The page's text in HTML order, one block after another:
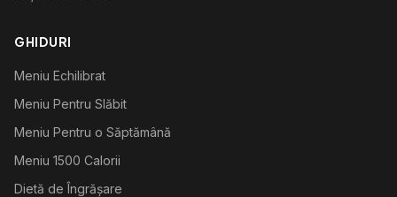
GHIDURI
Meniu Echilibrat
Meniu Pentru Slăbit
Meniu Pentru o Săptămână
Meniu 1500 Calorii
Dietă de Îngrășare